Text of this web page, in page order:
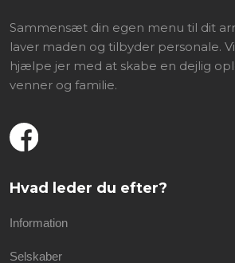
Sammensæt din egen menu til dit
laver maden og tilbyder personale.
hjælpe jer med at skabe en dejlig
venner og familie.
Hvad leder du efter?
Information
Selskaber